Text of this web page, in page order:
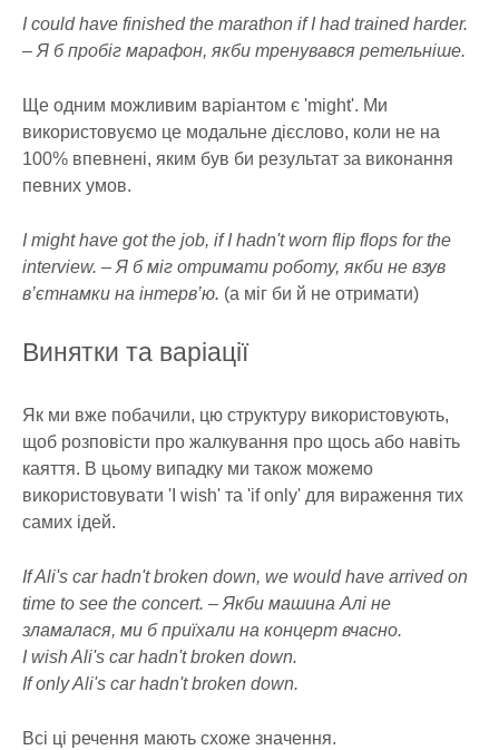
I could have finished the marathon if I had trained harder.
– Я б пробіг марафон, якби тренувався ретельніше.
Ще одним можливим варіантом є 'might'. Ми
використовуємо це модальне дієслово, коли не на
100% впевнені, яким був би результат за виконання
певних умов.
I might have got the job, if I hadn't worn flip flops for the
interview. – Я б міг отримати роботу, якби не взув
в’єтнамки на інтерв’ю. (а міг би й не отримати)
Винятки та варіації
Як ми вже побачили, цю структуру використовують,
щоб розповісти про жалкування про щось або навіть
каяття. В цьому випадку ми також можемо
використовувати 'I wish' та 'if only' для вираження тих
самих ідей.
If Ali's car hadn't broken down, we would have arrived on
time to see the concert. – Якби машина Алі не
зламалася, ми б приїхали на концерт вчасно.
I wish Ali's car hadn't broken down.
If only Ali's car hadn't broken down.
Всі ці речення мають схоже значення.